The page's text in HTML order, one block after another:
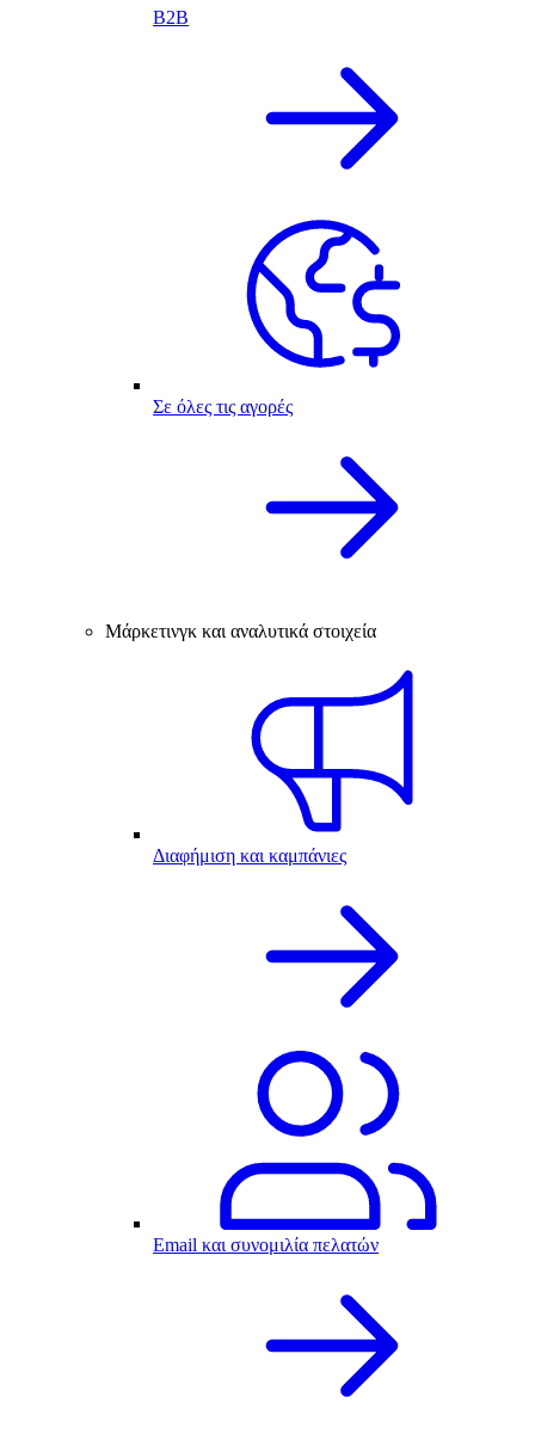
B2B
Σε όλες τις αγορές
Μάρκετινγκ και αναλυτικά στοιχεία
Διαφήμιση και καμπάνιες
Email και συνομιλία πελατών